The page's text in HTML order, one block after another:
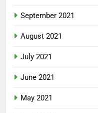
September 2021
August 2021
July 2021
June 2021
May 2021